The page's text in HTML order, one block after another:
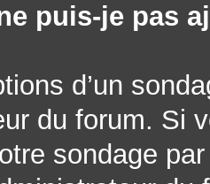
puis-je pas
d’un
du forum. Si
sondage